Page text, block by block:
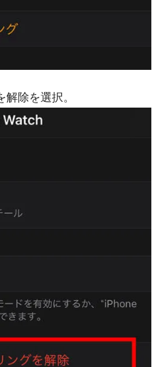
除を選択。